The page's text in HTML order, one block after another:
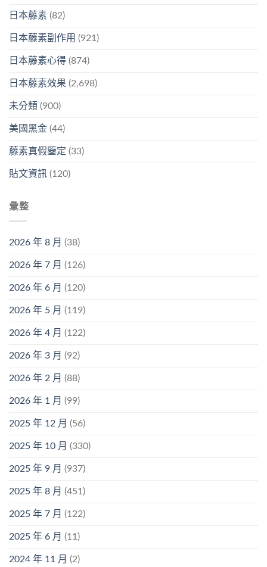
日本藤素 (82)
日本藤素副作用 (921)
日本藤素心得 (874)
日本藤素效果 (2,698)
未分類 (900)
美國黑金 (44)
藤素真假鑒定 (33)
貼文資訊 (120)
彙整
2026 年 8 月 (38)
2026 年 7 月 (126)
2026 年 6 月 (120)
2026 年 5 月 (119)
2026 年 4 月 (122)
2026 年 3 月 (92)
2026 年 2 月 (88)
2026 年 1 月 (99)
2025 年 12 月 (56)
2025 年 10 月 (330)
2025 年 9 月 (937)
2025 年 8 月 (451)
2025 年 7 月 (122)
2025 年 6 月 (11)
2024 年 11 月 (2)